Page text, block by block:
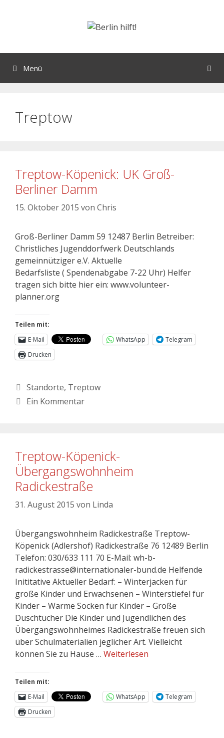
Menü
Treptow
Treptow-Köpenick: UK Groß-
Berliner Damm
15. Oktober 2015 von Chris
Groß-Berliner Damm 59 12487 Berlin Betreiber:
Christliches Jugenddorfwerk Deutschlands
gemeinnütziger e.V. Aktuelle
Bedarfsliste ( Spendenabgabe 7-22 Uhr) Helfer
tragen sich bitte hier ein: www.volunteer-
planner.org
Teilen mit:
E-Mail
WhatsApp
Telegram
Drucken
Standorte, Treptow
Ein Kommentar
Treptow-Köpenick-
Übergangswohnheim
Radickestraße
31. August 2015 von Linda
Übergangswohnheim Radickestraße Treptow-
Köpenick (Adlershof) Radickestraße 76 12489 Berlin
Telefon: 030/633 111 70 E-Mail: wh-b-
radickestrasse@internationaler-bund.de Helfende
Inititative Aktueller Bedarf: – Winterjacken für
große Kinder und Erwachsenen – Winterstiefel für
Kinder – Warme Socken für Kinder – Große
Duschtücher Die Kinder und Jugendlichen des
Übergangswohnheimes Radickestraße freuen sich
über Schulmaterialien jeglicher Art. Vielleicht
können Sie zu Hause … Weiterlesen
Teilen mit:
E-Mail
WhatsApp
Telegram
Drucken